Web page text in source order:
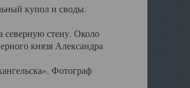
купол и своды.
стену. Около
князя Александра
Фотограф